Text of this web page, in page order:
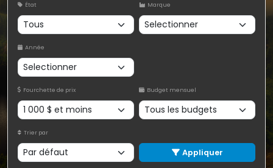
État Marque
Année
Fourchette de prix Budget mensuel
Trier par
Appliquer